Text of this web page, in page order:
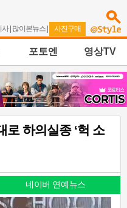
사| 많이본뉴스 | 사진구매
포토엔 영상TV
로 하의실종 ‘헉 소
네이버 연예뉴스